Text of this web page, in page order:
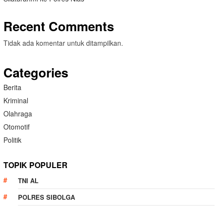
Recent Comments
Tidak ada komentar untuk ditampilkan.
Categories
Berita
Kriminal
Olahraga
Otomotif
Politik
TOPIK POPULER
TNI AL
POLRES SIBOLGA